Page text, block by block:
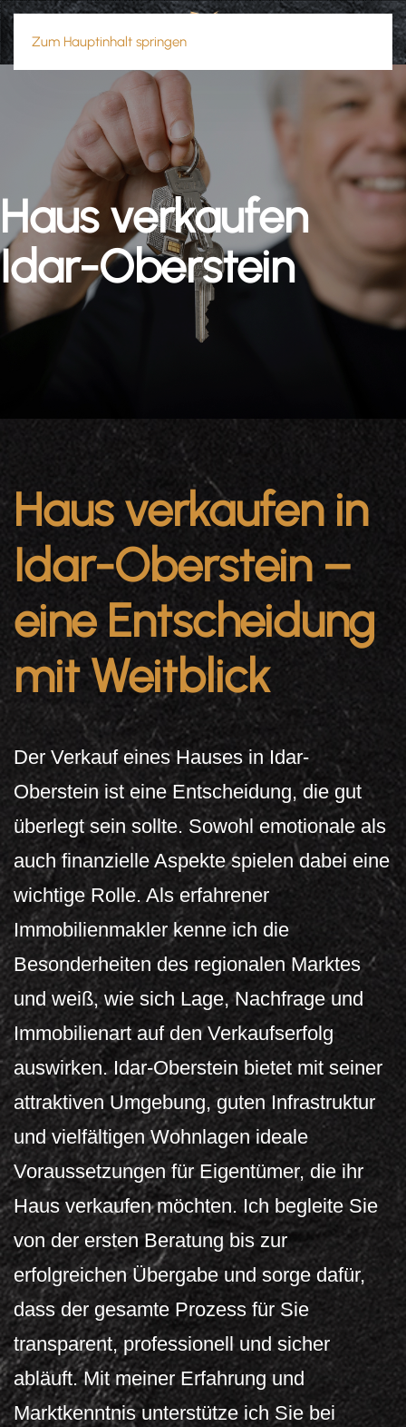
Zum Hauptinhalt springen
Haus verkaufen
Idar-Oberstein
Haus verkaufen in
Idar-Oberstein –
eine Entscheidung
mit Weitblick
Der Verkauf eines Hauses in Idar-
Oberstein ist eine Entscheidung, die gut
überlegt sein sollte. Sowohl emotionale als
auch finanzielle Aspekte spielen dabei eine
wichtige Rolle. Als erfahrener
Immobilienmakler kenne ich die
Besonderheiten des regionalen Marktes
und weiß, wie sich Lage, Nachfrage und
Immobilienart auf den Verkaufserfolg
auswirken. Idar-Oberstein bietet mit seiner
attraktiven Umgebung, guten Infrastruktur
und vielfältigen Wohnlagen ideale
Voraussetzungen für Eigentümer, die ihr
Haus verkaufen möchten. Ich begleite Sie
von der ersten Beratung bis zur
erfolgreichen Übergabe und sorge dafür,
dass der gesamte Prozess für Sie
transparent, professionell und sicher
abläuft. Mit meiner Erfahrung und
Marktkenntnis unterstütze ich Sie bei